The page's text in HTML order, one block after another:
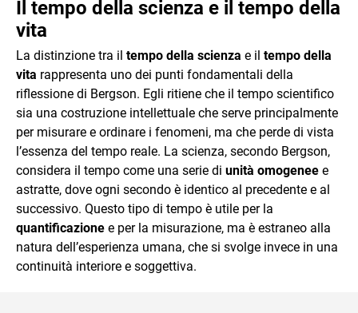
Il tempo della scienza e il tempo della
vita
La distinzione tra il tempo della scienza e il tempo della
vita rappresenta uno dei punti fondamentali della
riflessione di Bergson. Egli ritiene che il tempo scientifico
sia una costruzione intellettuale che serve principalmente
per misurare e ordinare i fenomeni, ma che perde di vista
l’essenza del tempo reale. La scienza, secondo Bergson,
considera il tempo come una serie di unità omogenee e
astratte, dove ogni secondo è identico al precedente e al
successivo. Questo tipo di tempo è utile per la
quantificazione e per la misurazione, ma è estraneo alla
natura dell’esperienza umana, che si svolge invece in una
continuità interiore e soggettiva.